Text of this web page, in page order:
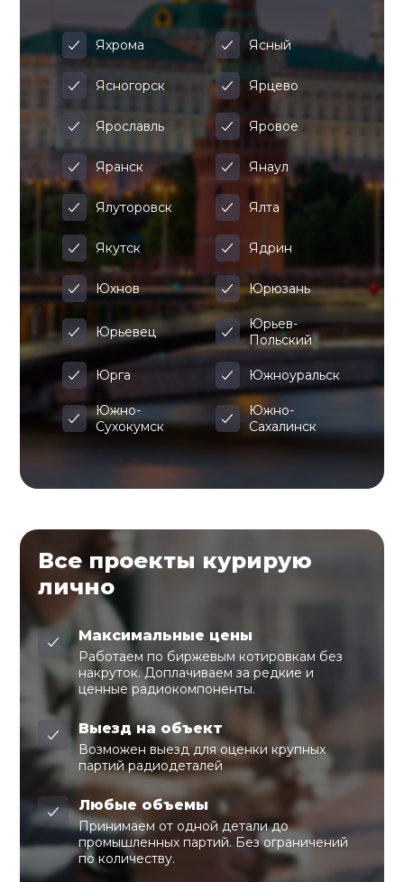
Яхрома Ясный
Ясногорск Ярцево
Ярославль Яровое
Яранск Янаул
Ялуторовск Ялта
Якутск Ядрин
Юхнов Юрюзань
Юрьевец
Юрьев-
Польский
Юрга Южноуральск
Южно-
Сухокумск
Южно-
Сахалинск
Все проекты курирую
лично
Максимальные цены
Работаем по биржевым котировкам без
накруток. Доплачиваем за редкие и
ценные радиокомпоненты.
Выезд на объект
Возможен выезд для оценки крупных
партий радиодеталей
Любые объемы
Принимаем от одной детали до
промышленных партий. Без ограничений
по количеству.